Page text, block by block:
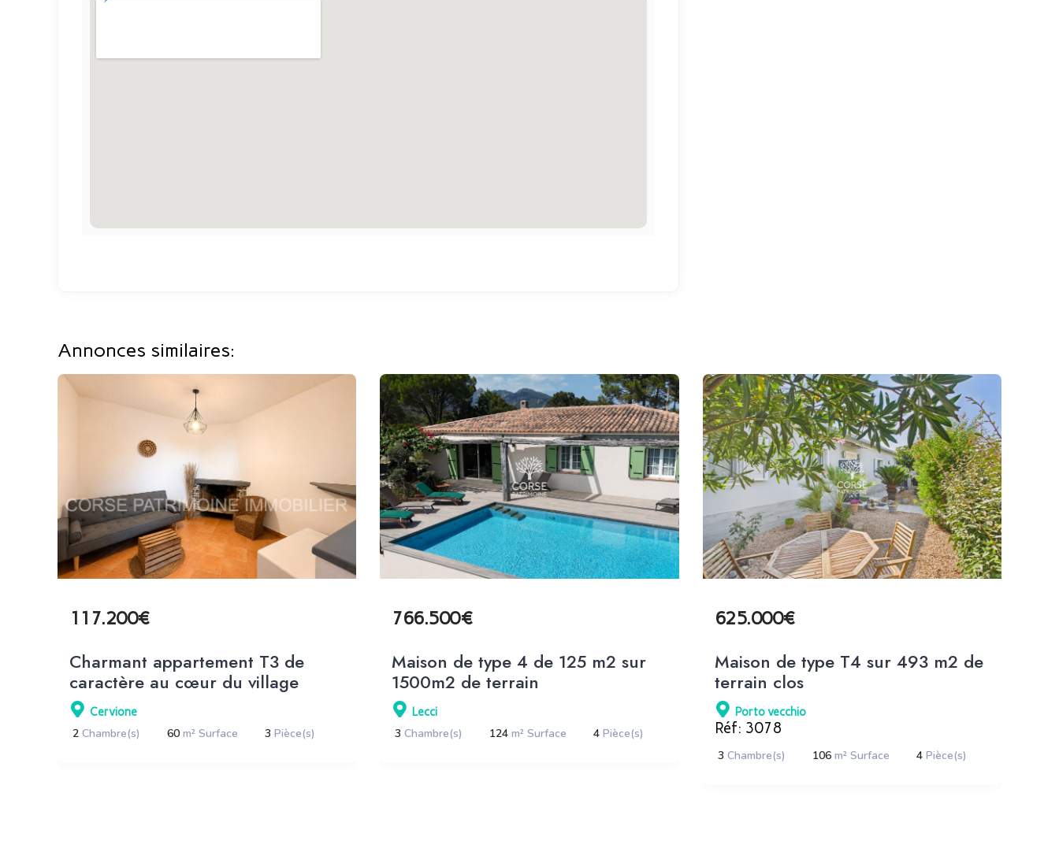
Annonces similaires:
117.200€
Charmant appartement T3 de
caractère au cœur du village
Cervione
2 Chambre(s) 60 m² Surface 3 Pièce(s)
766.500€
Maison de type 4 de 125 m2 sur
1500m2 de terrain
Lecci
3Chambre(s) 124m² Surface 4Pièce(s)
625.000€
Maison de type T4 sur 493 m2 de
terrain clos
Porto vecchio
Réf: 3078
3 Chambre(s) 106 m² Surface 4 Pièce(s)